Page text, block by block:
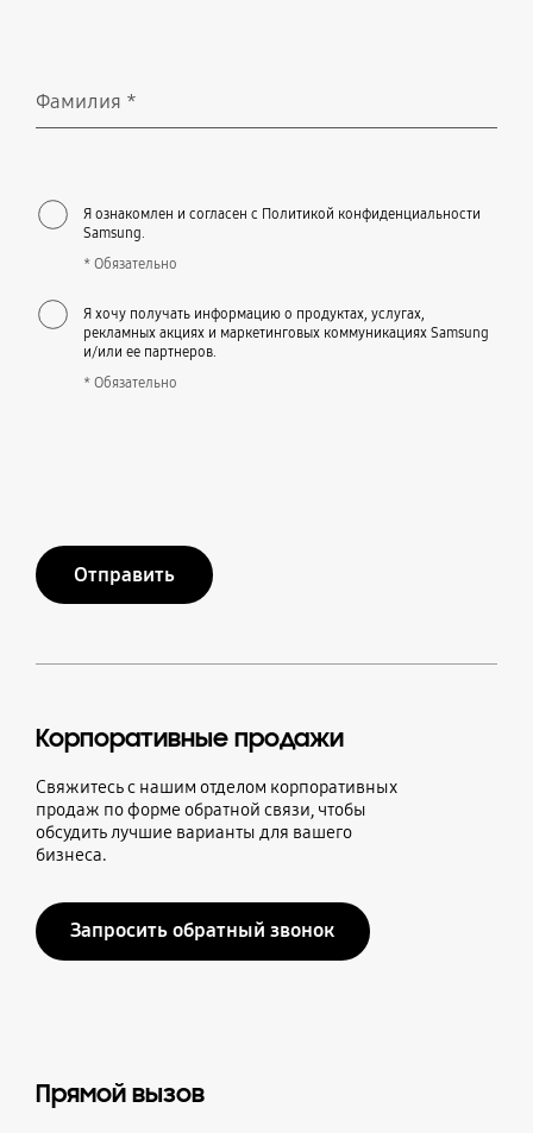
Фамилия *
Я ознакомлен и согласен с Политикой конфиденциальности
Samsung.
* Обязательно
Я хочу получать информацию о продуктах, услугах,
рекламных акциях и маркетинговых коммуникациях Samsung
и/или ее партнеров.
* Обязательно
Отправить
Корпоративные продажи
Свяжитесь с нашим отделом корпоративных
продаж по форме обратной связи, чтобы
обсудить лучшие варианты для вашего
бизнеса.
Запросить обратный звонок
Прямой вызов